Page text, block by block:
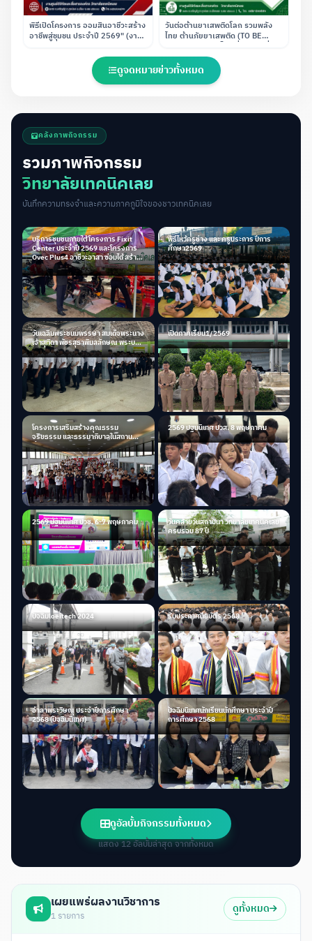
พิธีเปิดโครงการ ออมสินอาชีวะสร้าง
อาชีพสู่ชุมชน ประจำปี 2569" (งาน
ร่วมกับ ธนาคารออมสินภาค 10)
วันต่อต้านยาเสพติดโลก รวมพลัง
ไทย ต้านภัยยาเสพติด (TO BE
เสพติด)
ดูจดหมายข่าวทั้งหมด
คลังภาพกิจกรรม
รวมภาพกิจกรรม
วิทยาลัยเทคนิคเลย
บันทึกความทรงจำและความภาคภูมิใจของชาวเทคนิคเลย
บริการชุมชนภายใต้โครงการ Fixit
Center ประจำปี 2569 และโครงการ
Ovec Plus4 อาชีวะอาสา ซ่อมได้ สร้าง
ได้ ช่วยได้ จริง
พิธีไหว้ครูช่าง และ ครูประการ ปีการ
ศึกษา2569
วันเฉลิมพระชนมพรรษา สมเด็จพระนาง
เจ้าสุทิดา พัชรสุธาพิมลลักษณ พระบรม
ราชินี
เปิดภาคเรียน1/2569
โครงการเสริมสร้างคุณธรรม
จริยธรรม และธรรมาภิบาลในสถาน
ศึกษา
2569 ปฐมนิเทศ ปวส. 8 พฤษภาคม
2569 ปฐมนิเทศ ปวช. 6-7 พฤษภาคม
วันคล้ายวันสถาปนา วิทยาลัยเทคนิคเลย
ครบรอบ 87 ปี
ปัจฉิมloeitech 2024 รับประกาศนียบัตร 2568
อำลาพระวิษณุ ประจำปีการศึกษา
2568 (ปัจฉิมนิเทศ)
ปัจฉิมนิเทศนักเรียนนักศึกษา ประจำปี
การศึกษา 2568
ดูอัลบั้มกิจกรรมทั้งหมด
แสดง 12 อัลบั้มล่าสุด จากทั้งหมด
เผยแพร่ผลงานวิชาการ
1 รายการ ดูทั้งหมด